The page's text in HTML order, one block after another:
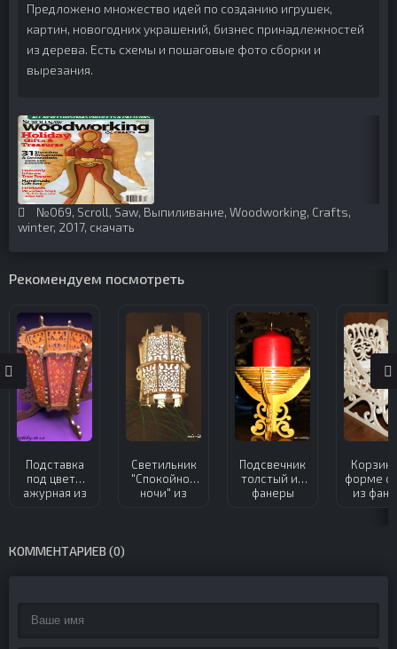
Предложено множество идей по созданию игрушек,
картин, новогодних украшений, бизнес принадлежностей
из дерева. Есть схемы и пошаговые фото сборки и
вырезания.
№069, Scroll, Saw, Выпиливание, Woodworking, Crafts,
winter, 2017, скачать
Рекомендуем посмотреть
Подставка
под цветы
ажурная из
Светильник
"Спокойной
ночи" из
Подсвечник
толстый из
фанеры
форме
из
КОММЕНТАРИЕВ (0)